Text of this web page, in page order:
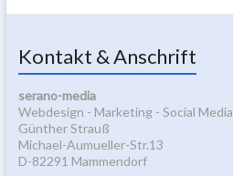
Kontakt & Anschrift
serano-media
Webdesign - Marketing - Social Media
Günther Strauß
Michael-Aumueller-Str.13
D-82291 Mammendorf